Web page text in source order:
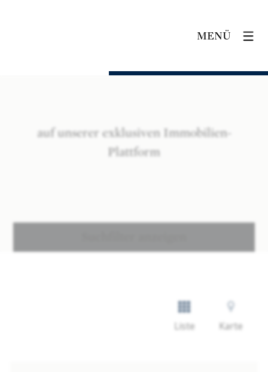
MENÜ
auf unserer exklusiven Immobilien-
Plattform
Liste Karte